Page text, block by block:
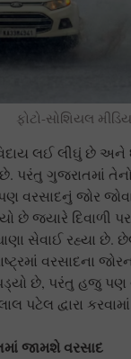
ફોટો-સોશિયલ
લઈ લીઘું છે અને
પરંતુ ગુજરાતમાં
વરસાદનું જોર
છે જ્યારે દિવાળી
સેવાઈ રહ્યા છે.
વરસાદના
છે, પરંતુ હજુ પણ
પટેલ દ્વારા
જામશે વરસાદ